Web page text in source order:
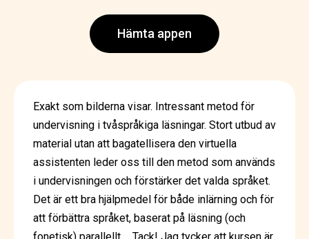
Hämta appen
Exakt som bilderna visar. Intressant metod för
undervisning i tvåspråkiga läsningar. Stort utbud av
material utan att bagatellisera den virtuella
assistenten leder oss till den metod som används
i undervisningen och förstärker det valda språket.
Det är ett bra hjälpmedel för både inlärning och för
att förbättra språket, baserat på läsning (och